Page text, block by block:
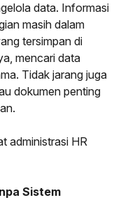
data. Informasi
masih dalam
tersimpan di
mencari data
Tidak jarang juga
dokumen penting
administrasi HR
Sistem